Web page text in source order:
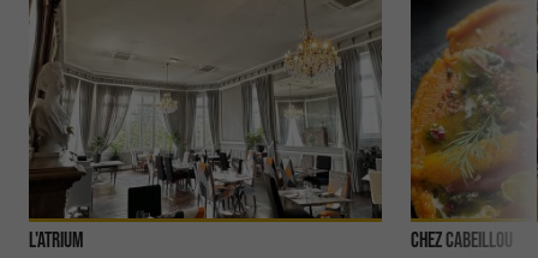
L'Atrium Chez Cabeillou